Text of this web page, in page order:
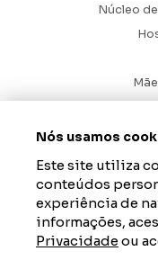
Núcleo
Hospital Mãe de
Nós usamos
Este site utiliza
conteúdos
experiência de
informações,
Privacidadeou